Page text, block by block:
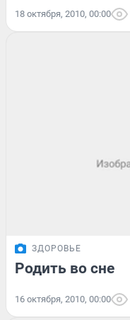
18 октября, 2010, 00:00
ЗДОРОВЬЕ
Родить во сне
16 октября, 2010, 00:00